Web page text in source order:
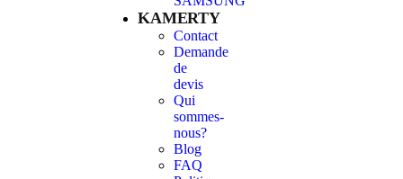
KAMERTY
Contact
Demande
de
devis
Qui
sommes-
nous?
Blog
FAQ